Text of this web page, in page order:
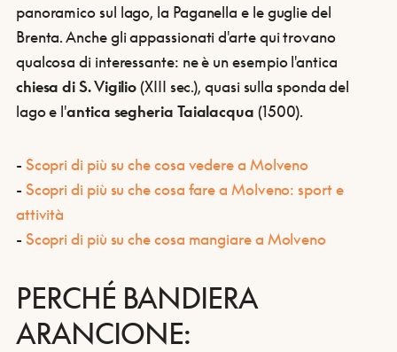
panoramico sul lago, la Paganella e le guglie del
Brenta. Anche gli appassionati d'arte qui trovano
qualcosa di interessante: ne è un esempio l'antica
chiesa di S. Vigilio(XIII sec.), quasi sulla sponda del
lago e l'antica segheria Taialacqua (1500).
- Scopri di più su che cosa vedere a Molveno
- Scopri di più su che cosa fare a Molveno: sport e
attività
- Scopri di più su che cosa mangiare a Molveno
PERCHÉ BANDIERA
ARANCIONE: